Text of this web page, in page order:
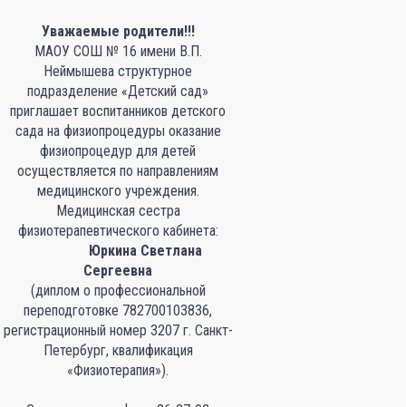
Уважаемые родители!!!
МАОУ СОШ № 16 имени В.П.
Неймышева структурное
подразделение «Детский сад»
приглашает воспитанников детского
сада на физиопроцедуры оказание
физиопроцедур для детей
осуществляется по направлениям
медицинского учреждения.
Медицинская сестра
физиотерапевтического кабинета:
Юркина Светлана
Сергеевна
(диплом о профессиональной
переподготовке 782700103836,
регистрационный номер 3207 г. Санкт-
Петербург, квалификация
«Физиотерапия»).